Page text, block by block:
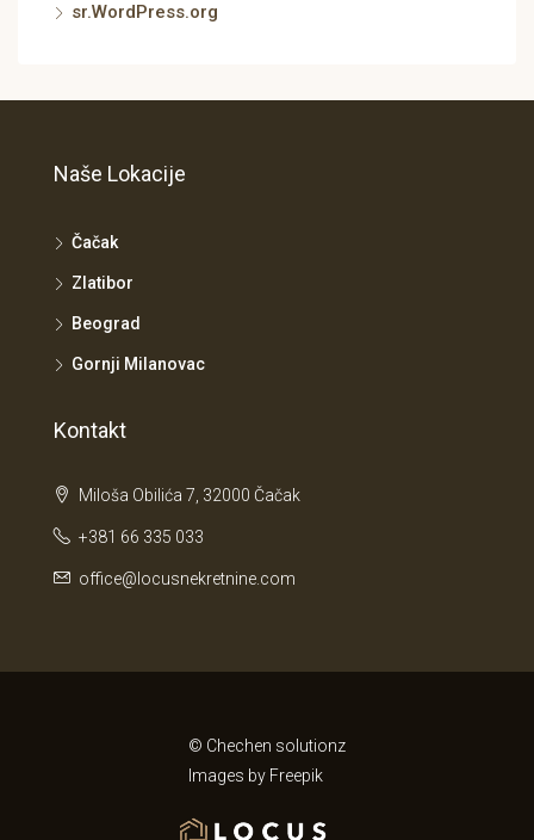
sr.WordPress.org
Naše Lokacije
Čačak
Zlatibor
Beograd
Gornji Milanovac
Kontakt
Miloša Obilića 7, 32000 Čačak
+381 66 335 033
office@locusnekretnine.com
© Chechen solutionz
Images by Freepik